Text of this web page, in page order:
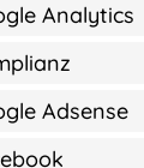
Analytics
Adsense